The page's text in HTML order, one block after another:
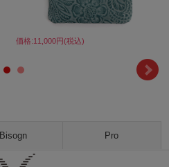
価格:11,000円(税込)
Bisogn Pro